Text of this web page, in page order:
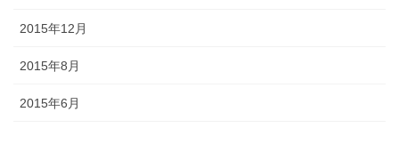
2015年12月
2015年8月
2015年6月